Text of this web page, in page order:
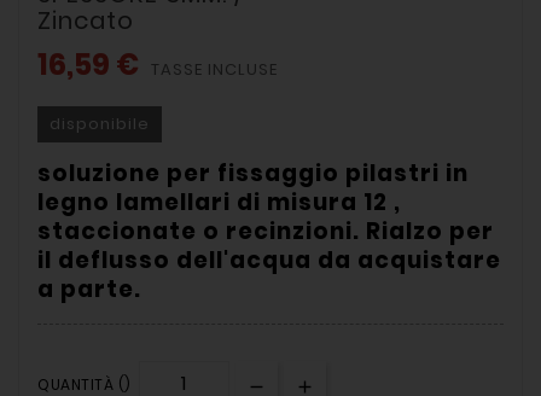
Zincato
16,59 € TASSE INCLUSE
disponibile
soluzione per fissaggio pilastri in
legno lamellari di misura 12 ,
staccionate o recinzioni. Rialzo per
il deflusso dell'acqua da acquistare
a parte.
QUANTITÀ ()